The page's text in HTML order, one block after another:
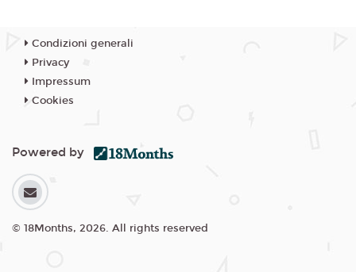
Condizioni generali
Privacy
Impressum
Cookies
Powered by
© 18Months, 2026. All rights reserved